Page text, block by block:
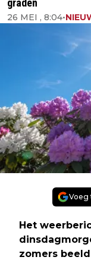
graden
26 MEI , 8:04•
Voeg
Het
zomers